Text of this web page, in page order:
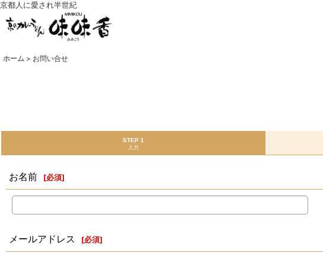
京都人に愛され半世紀
ホーム > お問い合せ
STEP 1
入力
お名前 [必須]
メールアドレス [必須]